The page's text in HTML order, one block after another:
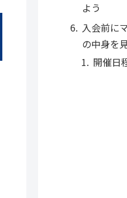
よう
入会前に
の中身を
開催日